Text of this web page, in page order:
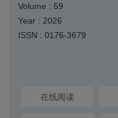
Volume : 59
Year : 2026
ISSN : 0176-3679
在线阅读